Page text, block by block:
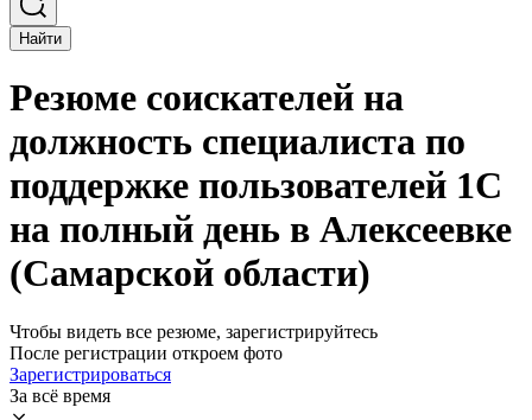
Найти
Резюме соискателей на
должность специалиста по
поддержке пользователей 1С
на полный день в Алексеевке
(Самарской области)
Чтобы видеть все резюме, зарегистрируйтесь
После регистрации откроем фото
Зарегистрироваться
За всё время